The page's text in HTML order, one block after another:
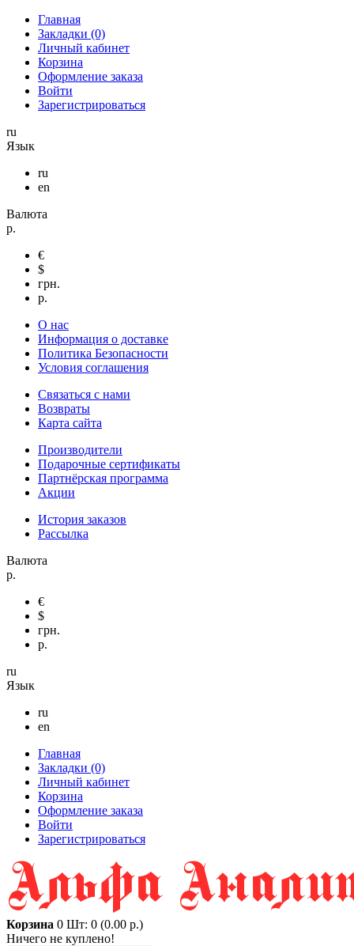
Главная
Закладки (0)
Личный кабинет
Корзина
Оформление заказа
Войти
Зарегистрироваться
ru
Язык
ru
en
Валюта
р.
€
$
грн.
р.
О нас
Информация о доставке
Политика Безопасности
Условия соглашения
Связаться с нами
Возвраты
Карта сайта
Производители
Подарочные сертификаты
Партнёрская программа
Акции
История заказов
Рассылка
Валюта
р.
€
$
грн.
р.
ru
Язык
ru
en
Главная
Закладки (0)
Личный кабинет
Корзина
Оформление заказа
Войти
Зарегистрироваться
Корзина 0 Шт: 0 (0.00 р.)
Ничего не куплено!